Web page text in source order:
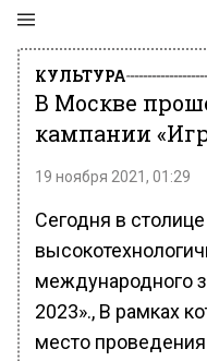
КУЛЬТУРА
В Москве
кампании
19 ноября 2021, 01:29
Сегодня в
международного
2023»., В рамках
место